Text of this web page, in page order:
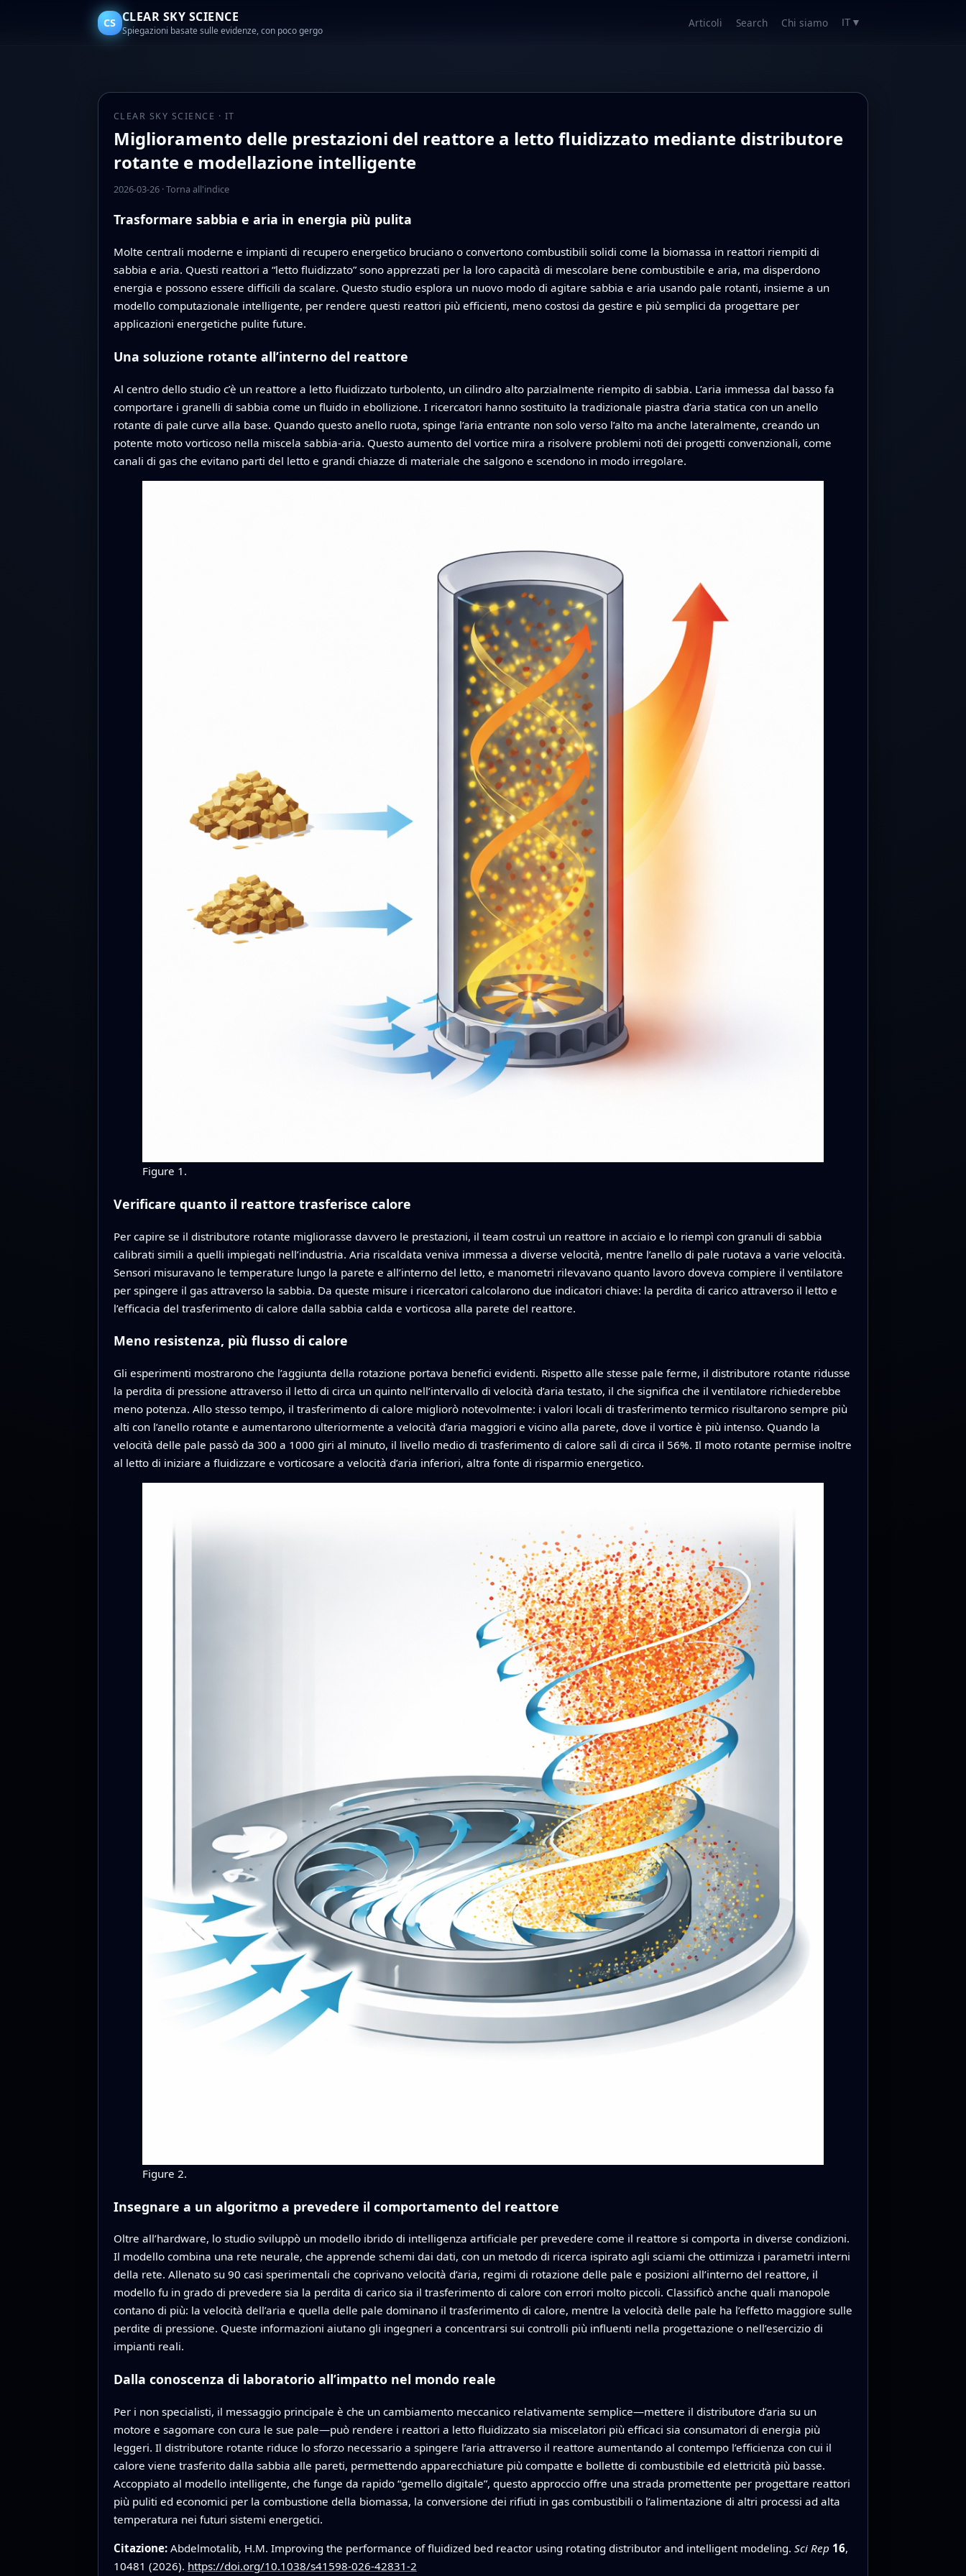
CS CLEAR SKY SCIENCE
Spiegazioni basate sulle evidenze, con poco gergo
Articoli Search Chi siamo IT ▼
CLEAR SKY SCIENCE · IT
Miglioramento delle prestazioni del reattore a letto fluidizzato mediante distributore
rotante e modellazione intelligente
2026-03-26·Torna all'indice
Trasformare sabbia e aria in energia più pulita
Molte centrali moderne e impianti di recupero energetico bruciano o convertono combustibili solidi come la biomassa in reattori riempiti di
sabbia e aria. Questi reattori a “letto fluidizzato” sono apprezzati per la loro capacità di mescolare bene combustibile e aria, ma disperdono
energia e possono essere difficili da scalare. Questo studio esplora un nuovo modo di agitare sabbia e aria usando pale rotanti, insieme a un
modello computazionale intelligente, per rendere questi reattori più efficienti, meno costosi da gestire e più semplici da progettare per
applicazioni energetiche pulite future.
Una soluzione rotante all’interno del reattore
Al centro dello studio c’è un reattore a letto fluidizzato turbolento, un cilindro alto parzialmente riempito di sabbia. L’aria immessa dal basso fa
comportare i granelli di sabbia come un fluido in ebollizione. I ricercatori hanno sostituito la tradizionale piastra d’aria statica con un anello
rotante di pale curve alla base. Quando questo anello ruota, spinge l’aria entrante non solo verso l’alto ma anche lateralmente, creando un
potente moto vorticoso nella miscela sabbia‑aria. Questo aumento del vortice mira a risolvere problemi noti dei progetti convenzionali, come
canali di gas che evitano parti del letto e grandi chiazze di materiale che salgono e scendono in modo irregolare.
Figure 1.
Verificare quanto il reattore trasferisce calore
Per capire se il distributore rotante migliorasse davvero le prestazioni, il team costruì un reattore in acciaio e lo riempì con granuli di sabbia
calibrati simili a quelli impiegati nell’industria. Aria riscaldata veniva immessa a diverse velocità, mentre l’anello di pale ruotava a varie velocità.
Sensori misuravano le temperature lungo la parete e all’interno del letto, e manometri rilevavano quanto lavoro doveva compiere il ventilatore
per spingere il gas attraverso la sabbia. Da queste misure i ricercatori calcolarono due indicatori chiave: la perdita di carico attraverso il letto e
l’efficacia del trasferimento di calore dalla sabbia calda e vorticosa alla parete del reattore.
Meno resistenza, più flusso di calore
Gli esperimenti mostrarono che l’aggiunta della rotazione portava benefici evidenti. Rispetto alle stesse pale ferme, il distributore rotante ridusse
la perdita di pressione attraverso il letto di circa un quinto nell’intervallo di velocità d’aria testato, il che significa che il ventilatore richiederebbe
meno potenza. Allo stesso tempo, il trasferimento di calore migliorò notevolmente: i valori locali di trasferimento termico risultarono sempre più
alti con l’anello rotante e aumentarono ulteriormente a velocità d’aria maggiori e vicino alla parete, dove il vortice è più intenso. Quando la
velocità delle pale passò da 300 a 1000 giri al minuto, il livello medio di trasferimento di calore salì di circa il 56%. Il moto rotante permise inoltre
al letto di iniziare a fluidizzare e vorticosare a velocità d’aria inferiori, altra fonte di risparmio energetico.
Figure 2.
Insegnare a un algoritmo a prevedere il comportamento del reattore
Oltre all’hardware, lo studio sviluppò un modello ibrido di intelligenza artificiale per prevedere come il reattore si comporta in diverse condizioni.
Il modello combina una rete neurale, che apprende schemi dai dati, con un metodo di ricerca ispirato agli sciami che ottimizza i parametri interni
della rete. Allenato su 90 casi sperimentali che coprivano velocità d’aria, regimi di rotazione delle pale e posizioni all’interno del reattore, il
modello fu in grado di prevedere sia la perdita di carico sia il trasferimento di calore con errori molto piccoli. Classificò anche quali manopole
contano di più: la velocità dell’aria e quella delle pale dominano il trasferimento di calore, mentre la velocità delle pale ha l’effetto maggiore sulle
perdite di pressione. Queste informazioni aiutano gli ingegneri a concentrarsi sui controlli più influenti nella progettazione o nell’esercizio di
impianti reali.
Dalla conoscenza di laboratorio all’impatto nel mondo reale
Per i non specialisti, il messaggio principale è che un cambiamento meccanico relativamente semplice—mettere il distributore d’aria su un
motore e sagomare con cura le sue pale—può rendere i reattori a letto fluidizzato sia miscelatori più efficaci sia consumatori di energia più
leggeri. Il distributore rotante riduce lo sforzo necessario a spingere l’aria attraverso il reattore aumentando al contempo l’efficienza con cui il
calore viene trasferito dalla sabbia alle pareti, permettendo apparecchiature più compatte e bollette di combustibile ed elettricità più basse.
Accoppiato al modello intelligente, che funge da rapido “gemello digitale”, questo approccio offre una strada promettente per progettare reattori
più puliti ed economici per la combustione della biomassa, la conversione dei rifiuti in gas combustibili o l’alimentazione di altri processi ad alta
temperatura nei futuri sistemi energetici.
Citazione: Abdelmotalib, H.M. Improving the performance of fluidized bed reactor using rotating distributor and intelligent modeling. Sci Rep 16,
10481 (2026). https://doi.org/10.1038/s41598-026-42831-2